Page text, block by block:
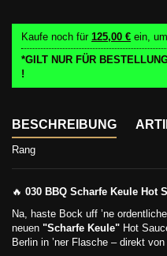
Kaufe noch für 125,00 € ein,
*GILT NUR FÜR
!
BESCHREIBUNG
Rang
🔥 030 BBQ Scharfe Keule Hot
Na, haste Bock uff ’ne
neuen "Scharfe Keule" Hot
Berlin in ’ner Flasche – direkt von